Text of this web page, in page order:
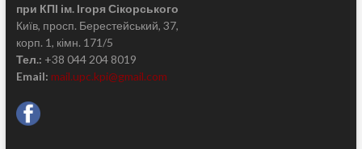
при КПІ ім. Ігоря Сікорського
Київ, просп. Берестейський, 37,
корп. 1, кімн. 171/5
Тел.: +38 044 204 8019
Email: mail.upc.kpi@gmail.com